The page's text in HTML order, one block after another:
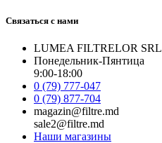
Связаться с нами
LUMEA FILTRELOR SRL
Понедельник-Пянтица
9:00-18:00
0 (79) 777-047
0 (79) 877-704
magazin@filtre.md
sale2@filtre.md
Наши магазины